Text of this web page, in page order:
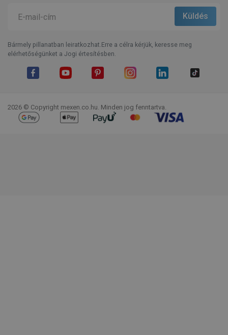
Bármely pillanatban leiratkozhat.Erre a célra kérjük, keresse meg
elérhetőségünket a Jogi értesítésben.
2026 © Copyright mexen.co.hu. Minden jog fenntartva.